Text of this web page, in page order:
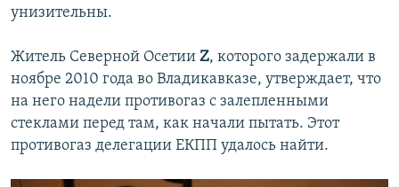
унизительны.
Житель Северной Осетии Z, которого задержали в
ноябре 2010 года во Владикавказе, утверждает, что
на него надели противогаз с залепленными
стеклами перед там, как начали пытать. Этот
противогаз делегации ЕКПП удалось найти.